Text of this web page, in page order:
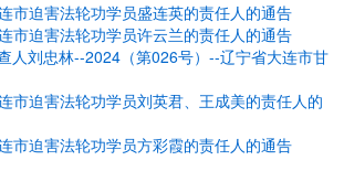
市迫害法轮功学员盛连英的责任人的通告
市迫害法轮功学员许云兰的责任人的通告
人刘忠林--2024（第026号）--辽宁省大连市甘
市迫害法轮功学员刘英君、王成美的责任人的
市迫害法轮功学员方彩霞的责任人的通告